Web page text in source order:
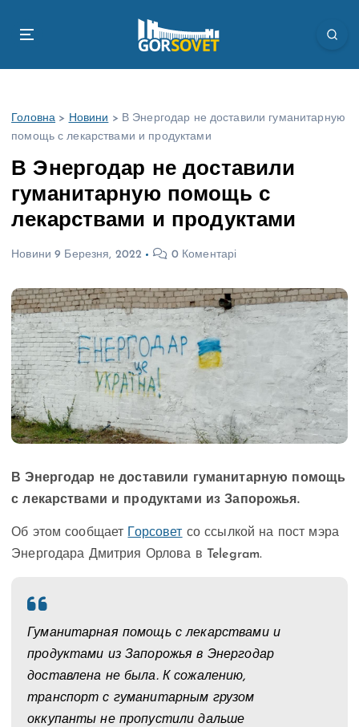
Головна > Новини > В Энергодар не доставили гуманитарную
помощь с лекарствами и продуктами
В Энергодар не доставили
гуманитарную помощь с
лекарствами и продуктами
Новини 9 Березня, 2022 0 Коментарі
В Энергодар не доставили гуманитарную помощь
с лекарствами и продуктами из Запорожья.
Об этом сообщает Горсовет со ссылкой на пост мэра
Энергодара Дмитрия Орлова в Telegram.
Гуманитарная помощь с лекарствами и
продуктами из Запорожья в Энергодар
доставлена не была. К сожалению,
транспорт с гуманитарным грузом
оккупанты не пропустили дальше